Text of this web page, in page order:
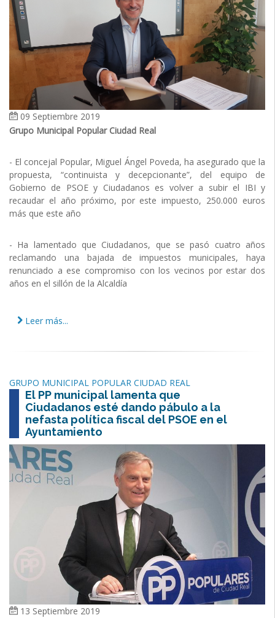
09 Septiembre 2019
Grupo Municipal Popular Ciudad Real
- El concejal Popular, Miguel Ángel Poveda, ha asegurado que la
propuesta, “continuista y decepcionante”, del equipo de
Gobierno de PSOE y Ciudadanos es volver a subir el IBI y
recaudar el año próximo, por este impuesto, 250.000 euros
más que este año
- Ha lamentado que Ciudadanos, que se pasó cuatro años
reclamando una bajada de impuestos municipales, haya
renunciado a ese compromiso con los vecinos por estar dos
años en el sillón de la Alcaldía
Leer más...
GRUPO MUNICIPAL POPULAR CIUDAD REAL
El PP municipal lamenta que
Ciudadanos esté dando pábulo a la
nefasta política fiscal del PSOE en el
Ayuntamiento
13 Septiembre 2019